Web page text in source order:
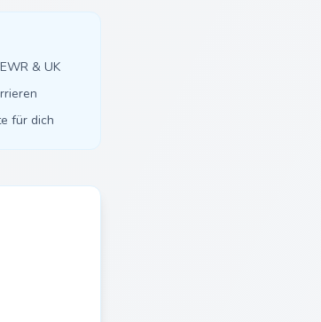
& UK
für dich